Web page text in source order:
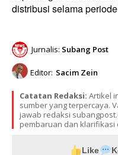
distribusi selama
Jurnalis: Subang Post
Editor: Sacim Zein
Catatan Redaksi: Artikel
sumber yang terpercaya.
jawab redaksi
pembaruan dan klarifikasi
Like